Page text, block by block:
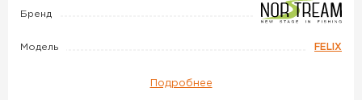
NORSTREAM
3
Бренд
Модель FELIX
Подробнее